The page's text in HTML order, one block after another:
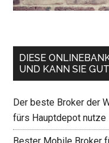
DIESE
UND KANN SIE
Der beste Broker der
fürs Hauptdepot nutze